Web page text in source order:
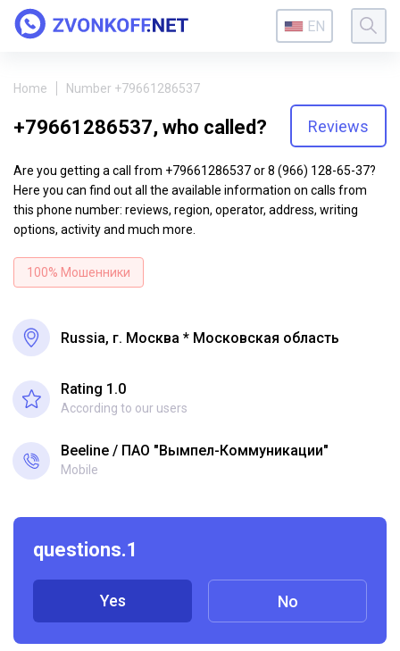
EN
Home Number +79661286537
+79661286537, who called? Reviews
Are you getting a call from +79661286537 or 8 (966) 128-65-37?
Here you can find out all the available information on calls from
this phone number: reviews, region, operator, address, writing
options, activity and much more.
100% Мошенники
Russia, г. Москва * Московская область
Rating 1.0
According to our users
Beeline ПАО "Вымпел-Коммуникации"
Mobile
questions.1
Yes No